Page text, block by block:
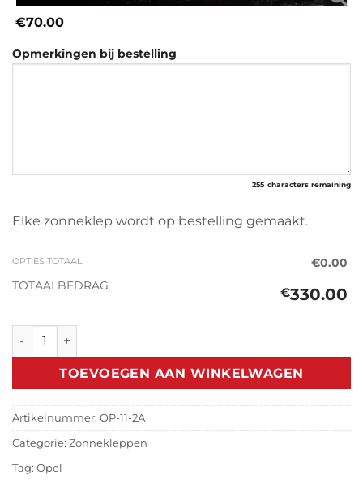
€70.00
Opmerkingen bij bestelling
255 characters remaining
Elke zonneklep wordt op bestelling gemaakt.
OPTIES TOTAAL
€0.00
TOTAALBEDRAG
€330.00
Zonneklep Opel Combo 2018> aantal
TOEVOEGEN AAN WINKELWAGEN
Artikelnummer: OP-11-2A
Categorie: Zonnekleppen
Tag: Opel